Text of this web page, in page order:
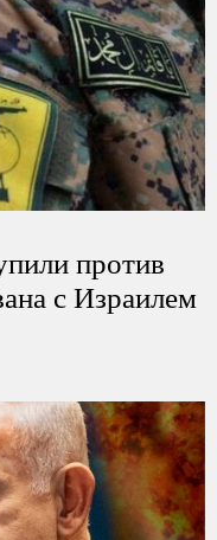
против
с Израилем